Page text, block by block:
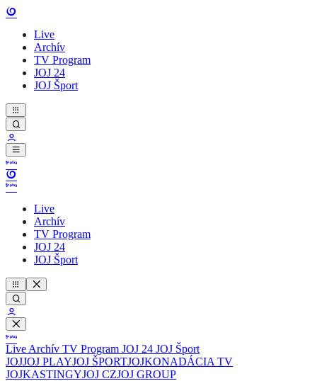
Live
Archív
TV Program
JOJ 24
JOJ Šport
Live
Archív
TV Program
JOJ 24
JOJ Šport
Live Archív TV Program JOJ 24 JOJ Šport
JOJJOJ PLAYJOJ ŠPORTJOJKONADÁCIA TV
JOJKASTINGYJOJ CZJOJ GROUP